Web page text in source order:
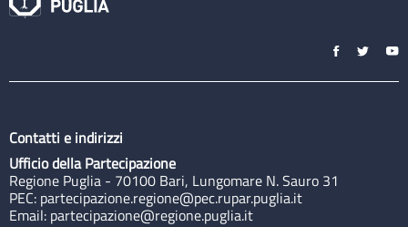
Contatti e indirizzi
Ufficio della Partecipazione
Regione Puglia - 70100 Bari, Lungomare N. Sauro 31
PEC: partecipazione.regione@pec.rupar.puglia.it
Email: partecipazione@regione.puglia.it